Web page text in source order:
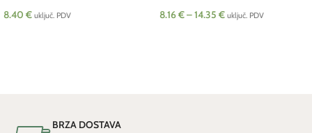
8.40 € uključ. PDV
8.16€–14.35 € uključ. PDV
BRZA DOSTAVA